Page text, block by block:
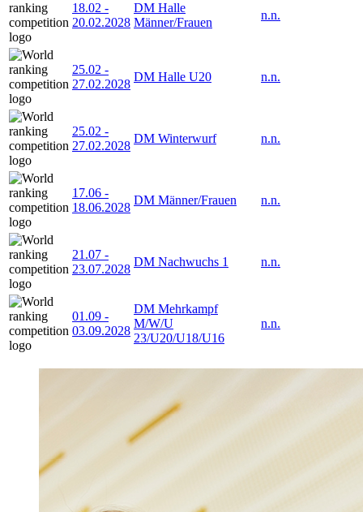
18.02 -
20.02.2028
DM Halle
Männer/Frauen
n.n.
25.02 -
27.02.2028
DM Halle U20 n.n.
25.02 -
27.02.2028
DM Winterwurf n.n.
17.06 -
18.06.2028
DM Männer/Frauen n.n.
21.07 -
23.07.2028
DM Nachwuchs 1 n.n.
01.09 -
03.09.2028
DM Mehrkampf
M/W/U
23/U20/U18/U16
n.n.